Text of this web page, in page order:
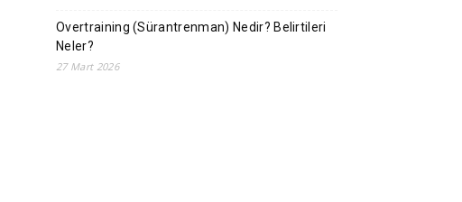
Overtraining (Sürantrenman) Nedir? Belirtileri
Neler?
27 Mart 2026